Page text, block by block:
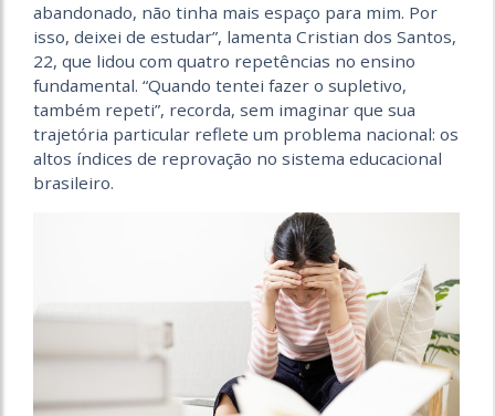
abandonado, não tinha mais espaço para mim. Por
isso, deixei de estudar”, lamenta Cristian dos Santos,
22, que lidou com quatro repetências no ensino
fundamental. “Quando tentei fazer o supletivo,
também repeti”, recorda, sem imaginar que sua
trajetória particular reflete um problema nacional: os
altos índices de reprovação no sistema educacional
brasileiro.